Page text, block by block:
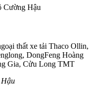
Cường Hậu
thất xe tải Thaco Ollin,
DongFeng Hoàng
Gia, Cửu Long TMT